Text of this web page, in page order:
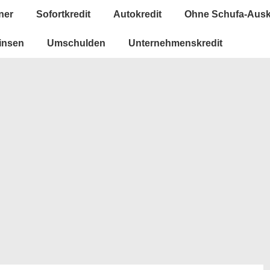
Sofortkredit Autokredit Ohne Schufa-
Umschulden Unternehmenskredit